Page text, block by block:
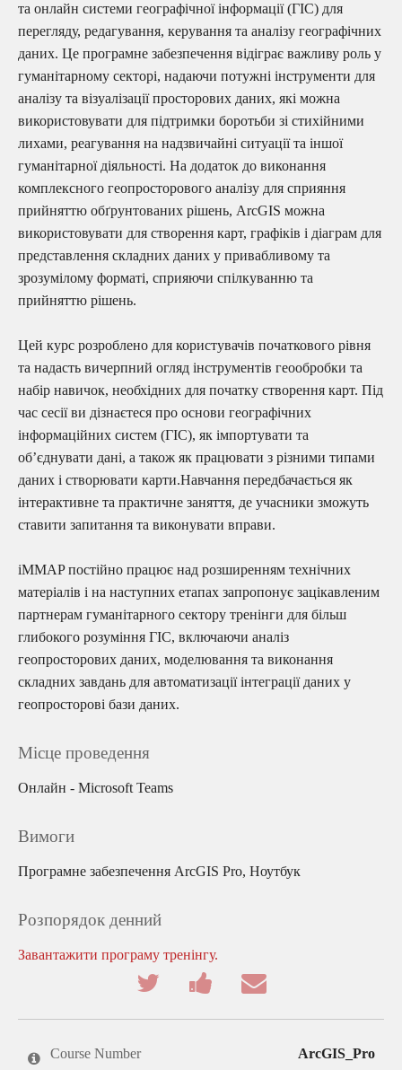
та онлайн системи географічної інформації (ГІС) для
перегляду, редагування, керування та аналізу географічних
даних. Це програмне забезпечення відіграє важливу роль у
гуманітарному секторі, надаючи потужні інструменти для
аналізу та візуалізації просторових даних, які можна
використовувати для підтримки боротьби зі стихійними
лихами, реагування на надзвичайні ситуації та іншої
гуманітарної діяльності. На додаток до виконання
комплексного геопросторового аналізу для сприяння
прийняттю обґрунтованих рішень, ArcGIS можна
використовувати для створення карт, графіків і діаграм для
представлення складних даних у привабливому та
зрозумілому форматі, сприяючи спілкуванню та
прийняттю рішень.
Цей курс розроблено для користувачів початкового рівня
та надасть вичерпний огляд інструментів геообробки та
набір навичок, необхідних для початку створення карт. Під
час сесії ви дізнаєтеся про основи географічних
інформаційних систем (ГІС), як імпортувати та
об’єднувати дані, а також як працювати з різними типами
даних і створювати карти.Навчання передбачається як
інтерактивне та практичне заняття, де учасники зможуть
ставити запитання та виконувати вправи.
iMMAP постійно працює над розширенням технічних
матеріалів і на наступних етапах запропонує зацікавленим
партнерам гуманітарного сектору тренінги для більш
глибокого розуміння ГІС, включаючи аналіз
геопросторових даних, моделювання та виконання
складних завдань для автоматизації інтеграції даних у
геопросторові бази даних.
Місце проведення
Онлайн - Microsoft Teams
Вимоги
Програмне забезпечення ArcGIS Pro, Ноутбук
Розпорядок денний
Завантажити програму тренінгу.
Tweet
that
enrolled
Post
message
Email
someone
say
enrolled
Course Number ArcGIS_Pro